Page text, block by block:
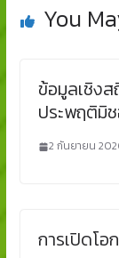
You
ข้อมูลเชิงส
ประพฤติมิ
2 กันยายน
การเปิดโอ